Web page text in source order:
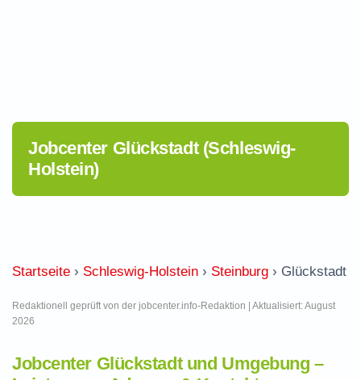
Jobcenter Glückstadt (Schleswig-
Holstein)
Startseite › Schleswig-Holstein › Steinburg › Glückstadt
Redaktionell geprüft von der jobcenter.info-Redaktion | Aktualisiert: August
2026
Jobcenter Glückstadt und Umgebung –